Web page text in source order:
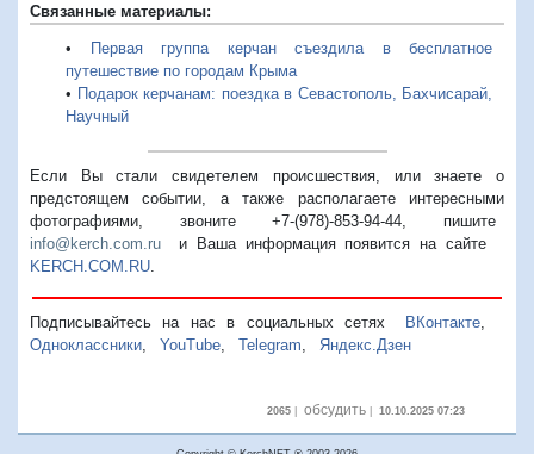
Связанные материалы:
• Первая группа керчан съездила в бесплатное
путешествие по городам Крыма
• Подарок керчанам: поездка в Севастополь, Бахчисарай,
Научный
Если Вы стали свидетелем происшествия, или знаете о
предстоящем событии, а также располагаете интересными
фотографиями, звоните +7-(978)-853-94-44, пишите
info@kerch.com.ru и Ваша информация появится на сайте
KERCH.COM.RU
Подписывайтесь на нас в социальных сетях ВКонтакте,
Одноклассники
YouTube Telegram Яндекс.Дзен
2065| обсудить| 10.10.2025 07:23